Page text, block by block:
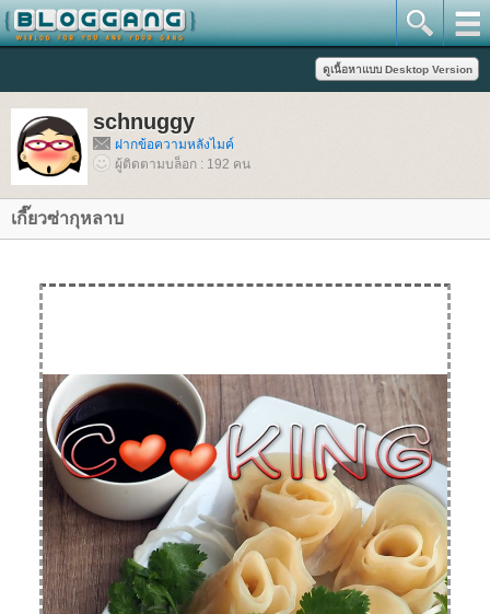
schnuggy
ฝากข้อความหลังไมค์
ผู้ติดตามบล็อก : 192 คน
เกี๊ยวซ่ากุหลาบ